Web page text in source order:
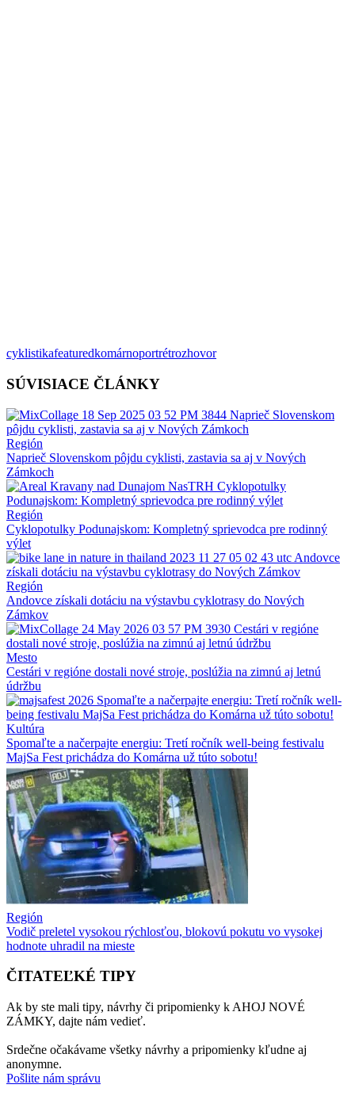
cyklistikafeaturedkomárnoportrétrozhovor
SÚVISIACE ČLÁNKY
Región
Naprieč Slovenskom pôjdu cyklisti, zastavia sa aj v Nových
Zámkoch
Región
Cyklopotulky Podunajskom: Kompletný sprievodca pre rodinný
výlet
Región
Andovce získali dotáciu na výstavbu cyklotrasy do Nových
Zámkov
Mesto
Cestári v regióne dostali nové stroje, poslúžia na zimnú aj letnú
údržbu
Kultúra
Spomaľte a načerpajte energiu: Tretí ročník well-being festivalu
MajSa Fest prichádza do Komárna už túto sobotu!
Región
Vodič preletel vysokou rýchlosťou, blokovú pokutu vo vysokej
hodnote uhradil na mieste
ČITATEĽKÉ TIPY
Ak by ste mali tipy, návrhy či pripomienky k AHOJ NOVÉ
ZÁMKY, dajte nám vedieť.
Srdečne očakávame všetky návrhy a pripomienky kľudne aj
anonymne.
Pošlite nám správu